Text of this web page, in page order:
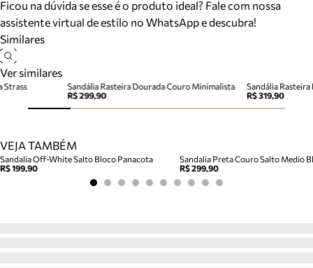
Ficou na dúvida se esse é o produto ideal? Fale com nossa
assistente virtual de estilo no WhatsApp e descubra!
Similares
Ver similares
Sandália Rasteira Dourada Couro Minimalista
R$ 299,90
Sandália
R$ 319,90
Strass
VEJA TAMBÉM
Sandalia Off-White Salto Bloco Panacota
R$ 199,90
Sandalia Preta Couro Salto Medio
R$ 299,90